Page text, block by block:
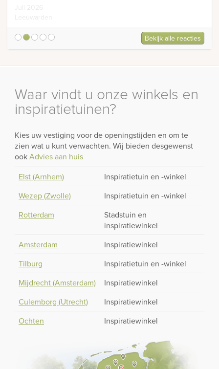
Bekijk alle reacties
Waar vindt u onze winkels en
inspiratietuinen?
Kies uw vestiging voor de openingstijden en om te
zien wat u kunt verwachten. Wij bieden desgewenst
ookAdvies aan huis
Elst (Arnhem)
Inspiratietuin en -winkel
Wezep (Zwolle)
Inspiratietuin en -winkel
Rotterdam
Stadstuin en
inspiratiewinkel
Amsterdam
Inspiratiewinkel
Tilburg
Inspiratietuin en -winkel
Mijdrecht (Amsterdam)
Inspiratiewinkel
Culemborg (Utrecht)
Inspiratiewinkel
Ochten
Inspiratiewinkel